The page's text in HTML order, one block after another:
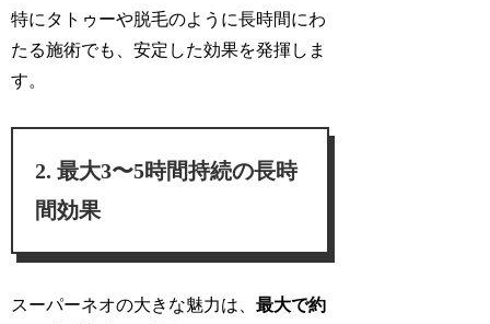
特にタトゥーや脱毛のように長時間にわ
たる施術でも、安定した効果を発揮しま
す。
最大3〜5時間持続の長時
間効果
スーパーネオの大きな魅力は、最大で約